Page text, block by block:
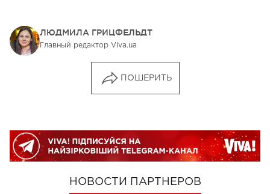
ЛЮДМИЛА ГРИЦФЕЛЬДТ
Главный редактор Viva.ua
ПОШЕРИТЬ
НОВОСТИ ПАРТНЕРОВ